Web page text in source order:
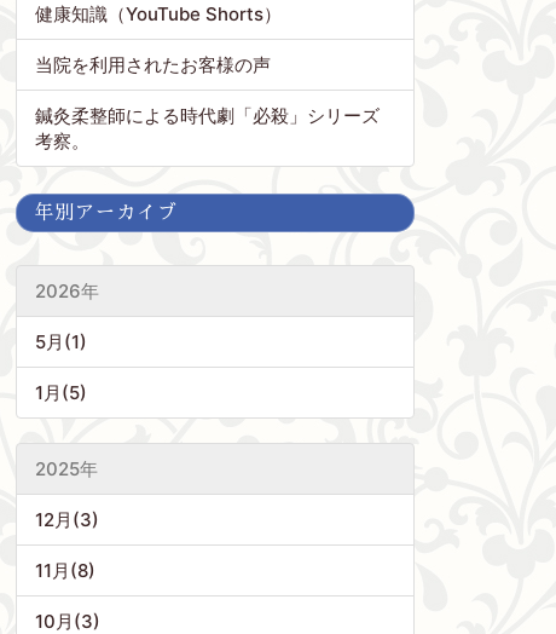
健康知識（YouTube Shorts）
当院を利用されたお客様の声
鍼灸柔整師による時代劇「必殺」シリーズ
考察。
年別アーカイブ
2026年
5月(1)
1月(5)
2025年
12月(3)
11月(8)
10月(3)